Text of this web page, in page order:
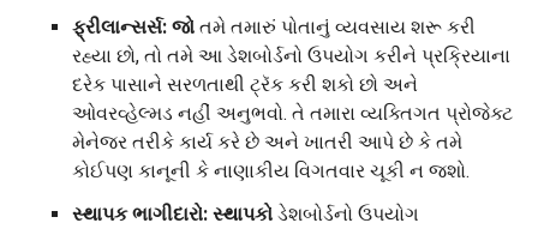
ફ્રીલાન્સર્સ: જો તમે તમારું પોતાનું વ્યવસાય શરૂ કરી
રહ્યા છો, તો તમે આ ડેશબોર્ડનો ઉપયોગ કરીને પ્રક્રિયાના
દરેક પાસાને સરળતાથી ટ્રૅક કરી શકો છો અને
ઓવરવ્હેલ્મડ નહીં અનુભવો. તે તમારા વ્યક્તિગત પ્રોજેક્ટ
મેનેજર તરીકે કાર્ય કરે છે અને ખાતરી આપે છે કે તમે
કોઈપણ કાનૂની કે નાણાકીય વિગતવાર ચૂકી ન જશો.
સ્થાપક ભાગીદારો: સ્થાપકો ડેશબોર્ડનો ઉપયોગ